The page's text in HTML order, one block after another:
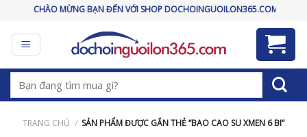
content
CHÀO MỪNG BẠN ĐẾN VỚI SHOP DOCHOINGUOILON365.COM
Tìm
kiếm:
TRANG CHỦ / SẢN PHẨM ĐƯỢC GẮN THẺ “BAO CAO SU XMEN 6 BI”